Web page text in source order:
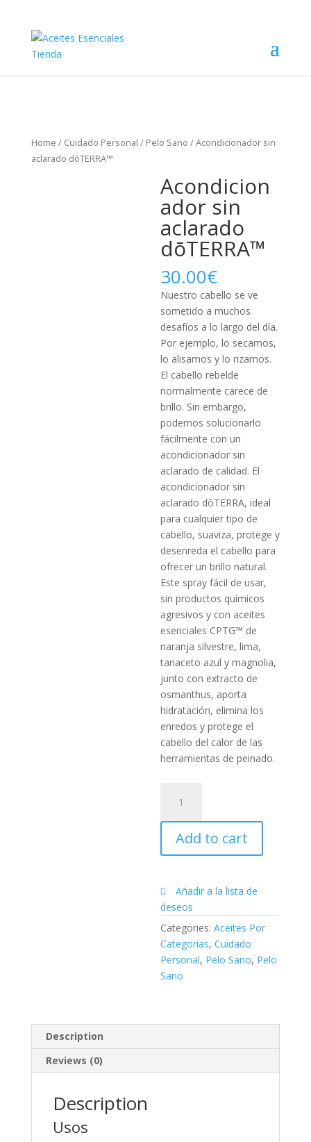
Home / Cuidado Personal / Pelo Sano / Acondicionador sin
aclarado dōTERRA™
Acondicion
ador sin
aclarado
dōTERRA™
30.00€
Nuestro cabello se ve
sometido a muchos
desafíos a lo largo del día.
Por ejemplo, lo secamos,
lo alisamos y lo rizamos.
El cabello rebelde
normalmente carece de
brillo. Sin embargo,
podemos solucionarlo
fácilmente con un
acondicionador sin
aclarado de calidad. El
acondicionador sin
aclarado dōTERRA, ideal
para cualquier tipo de
cabello, suaviza, protege y
desenreda el cabello para
ofrecer un brillo natural.
Este spray fácil de usar,
sin productos químicos
agresivos y con aceites
esenciales CPTG™ de
naranja silvestre, lima,
tanaceto azul y magnolia,
junto con extracto de
osmanthus, aporta
hidratación, elimina los
enredos y protege el
cabello del calor de las
herramientas de peinado.
aclarado
dōTERRA™
quantity
Add to cart
Añadir a la lista de
deseos
Categories:Aceites Por
Categorías,Cuidado
Personal, Pelo Sano, Pelo
Sano
Description
Reviews (0)
Description
Usos